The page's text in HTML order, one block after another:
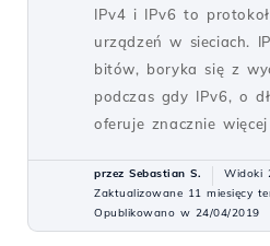
IPv4 i IPv6 to
urządzeń w sieciach.
bitów, boryka się z
podczas gdy IPv6, o
oferuje znacznie
przez Sebastian S.
Widoki
Zaktualizowane 11 miesięcy
Opublikowano w 24/04/2019